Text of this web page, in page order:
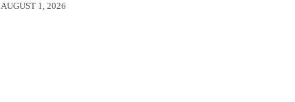
AUGUST 1, 2026